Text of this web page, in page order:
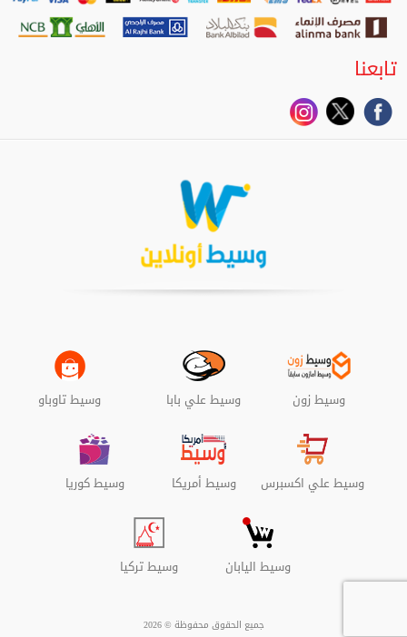
تابعنا
وسيط زون وسيط علي بابا وسيط تاوباو
وسيط علي اكسبرس وسيط أمريكا وسيط كوريا
وسيط اليابان وسيط تركيا
جميع الحقوق محفوظة ©2026